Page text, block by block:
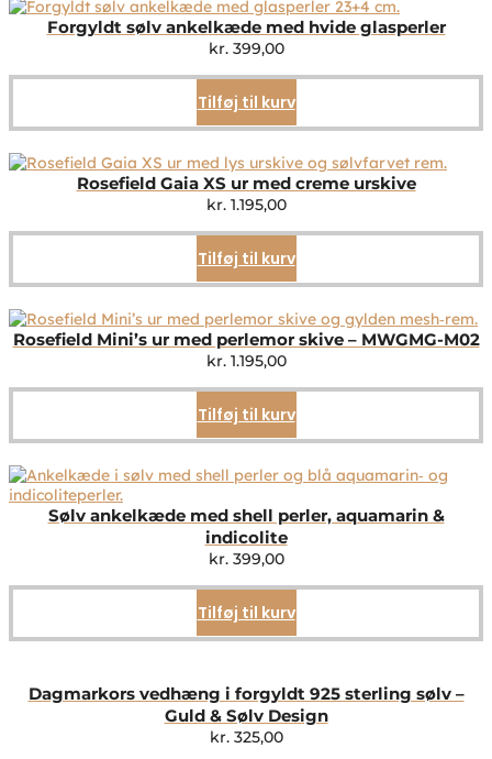
Forgyldt sølv ankelkæde med hvide glasperler
kr.399,00
Tilføj til kurv
Rosefield Gaia XS ur med creme urskive
kr.1.195,00
Tilføj til kurv
Rosefield Mini’s ur med perlemor skive – MWGMG-M02
kr.1.195,00
Tilføj til kurv
Sølv ankelkæde med shell perler, aquamarin &
indicolite
kr.399,00
Tilføj til kurv
Dagmarkors vedhæng i forgyldt 925 sterling sølv –
Guld & Sølv Design
kr.325,00